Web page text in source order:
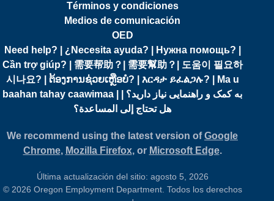
Términos y condiciones
Medios de comunicación
OED
Need help? | ¿Necesita ayuda? | Нужна помощь? |
Cần trợ giúp? | 需要帮助？| 需要幫助？| 도움이 필요하
시나요? | ຕ້ອງການຊ່ວຍເຫຼືອບໍ? | እርዳታ ይፈልጋሉ? | Ma u
baahan tahay caawimaa | به کمک و راهنمایی نیاز دارید؟ |
هل تحتاج إلى المساعدة؟
We recommend using the latest version ofGoogle
Chrome, Mozilla Firefox, or Microsoft Edge.
Última actualización del sitio: agosto 5, 2026
© 2026 Oregon Employment Department. Todos los derechos